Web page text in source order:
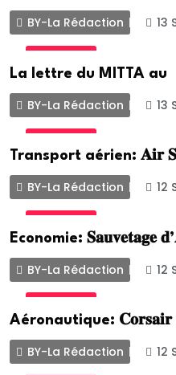
BY-La Rédaction 13
La lettre du MITTA au
BY-La Rédaction 13
Transport aérien: 𝐀𝐢𝐫
BY-La Rédaction 12
Economie: 𝐒𝐚𝐮𝐯𝐞𝐭𝐚𝐠𝐞
BY-La Rédaction 12
Aéronautique: 𝐂𝐨𝐫𝐬𝐚𝐢𝐫
BY-La Rédaction 12